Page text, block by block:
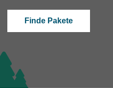
Finde Pakete